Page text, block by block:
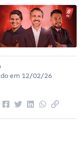
em 12/02/26